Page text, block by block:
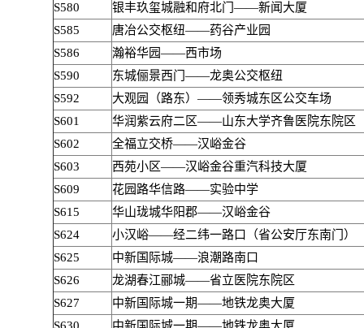
S580
银丰玖玺城融和府北门——新闻大厦
S585
唐冶公交枢纽——药谷产业园
S586
瀚裕华园——西市场
S590
东城俪景西门——龙奥公交枢纽
S592
大观园（路东）——领秀城东区公交车场
S601
华润紫云府二区——山东大学齐鲁医院东院区
S602
全福立交桥——汉峪金谷
S603
西苑小区——汉峪金谷重汽科技大厦
S609
花园路华信路——实验中学
S615
华山珑城华阳郡——汉峪金谷
S624
小汉峪——经二纬一路口（省公安厅东南门）
S625
中新国际城——浪潮路南口
S626
龙湖春江郦城——省立医院东院区
S627
中新国际城一期——地铁龙奥大厦